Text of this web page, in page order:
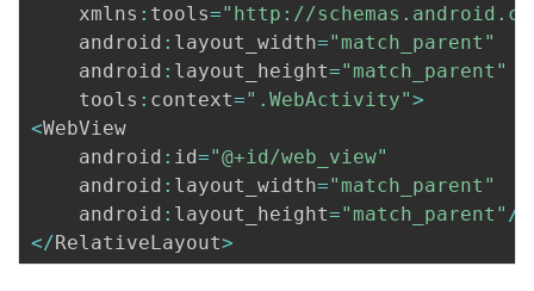
    xmlns
: tools="http://
    android
: layout_width="match_parent"
    android
: layout_height="match_parent"
    tools
: context=".WebActivity">
<WebView
    android
: id="@+id/web_view"
    android
: layout_width="match_parent"
    android
: layout_height="match_parent" /
</RelativeLayout>